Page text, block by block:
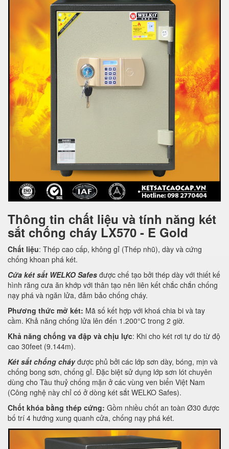
Thông tin chất liệu và tính năng két
sắt chống cháy LX570 - E Gold
Chất liệu: Thép cao cấp, không gỉ (Thép nhũ), dày và cứng
chống khoan phá két.
Cửa két sắt WELKO Safes được chế tạo bởi thép dày với thiết kế
hình răng cưa ăn khớp với thân tạo nên liên kết chắc chắn chống
nạy phá và ngăn lửa, đảm bảo chống cháy.
Phương thức mở két: Mã số kết hợp với khoá chia bi và tay
cầm. Khả năng chống lửa lên đến 1.200°C trong 2 giờ.
Khả năng chống va đập và chịu lực: Khi cho két rơi tự do từ độ
cao 30feet (9.144m).
Két sắt chống cháyđược phủ bởi các lớp sơn dày, bóng, mịn và
chống bong sơn, chống gỉ. Đặc biệt sử dụng lớp sơn lót chuyên
dùng cho Tàu thuỷ chống mặn ở các vùng ven biển Việt Nam
(Công nghệ này chỉ có ở dòng két sắt WELKO Safes).
Chốt khóa bằng thép cứng: Gồm nhiều chốt an toàn Ø30 được
bố trí 4 hướng xung quanh cửa, chống nạy phá két.